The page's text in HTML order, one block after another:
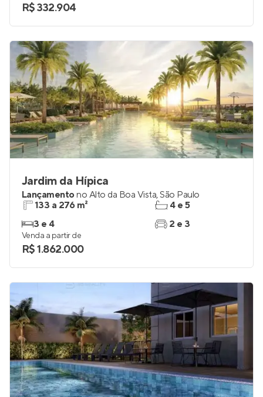
R$ 332.904
Jardim da Hípica
Lançamentono Alto da Boa Vista,São Paulo
133 a 276 m²
3 e 4
4 e 5
2 e 3
Venda a partir de
R$ 1.862.000